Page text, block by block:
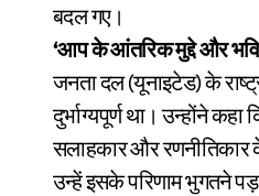
बदल गए।
‘आप के आंतरिक मुद्दे और
जनता दल (यूनाइटेड) के
दुर्भाग्यपूर्ण था। उन्होंने
सलाहकार और रणनीतिकार
उन्हें इसके परिणाम भुगतने